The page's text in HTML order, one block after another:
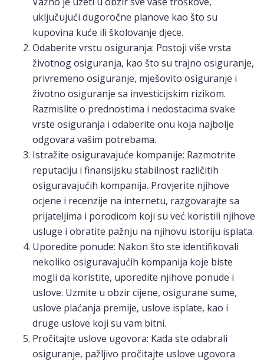
uključujući dugoročne planove kao što su
kupovina kuće ili školovanje djece.
Odaberite vrstu osiguranja: Postoji više vrsta
životnog osiguranja, kao što su trajno osiguranje,
privremeno osiguranje, mješovito osiguranje i
životno osiguranje sa investicijskim rizikom.
Razmislite o prednostima i nedostacima svake
vrste osiguranja i odaberite onu koja najbolje
odgovara vašim potrebama.
Istražite osiguravajuće kompanije: Razmotrite
reputaciju i finansijsku stabilnost različitih
osiguravajućih kompanija. Provjerite njihove
ocjene i recenzije na internetu, razgovarajte sa
prijateljima i porodicom koji su već koristili njihove
usluge i obratite pažnju na njihovu istoriju isplata.
Uporedite ponude: Nakon što ste identifikovali
nekoliko osiguravajućih kompanija koje biste
mogli da koristite, uporedite njihove ponude i
uslove. Uzmite u obzir cijene, osigurane sume,
uslove plaćanja premije, uslove isplate, kao i
druge uslove koji su vam bitni.
Pročitajte uslove ugovora: Kada ste odabrali
osiguranje, pažljivo pročitajte uslove ugovora